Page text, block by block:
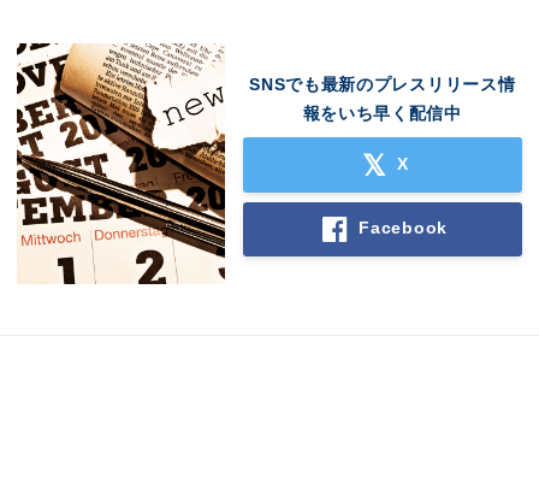
SNSでも最新のプレスリリース情
報をいち早く配信中
X
Facebook